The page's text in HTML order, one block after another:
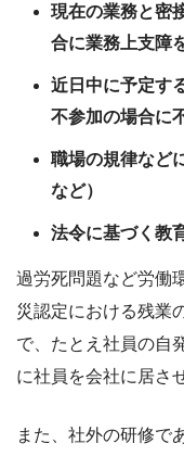
現在の業務と密
合に業務上支障
近日中に予定す
不参加の場合に
職場の規律など
など）
法令に基づく教
過労死問題など労働
災認定における残業
で、たとえ社員の自
に社員を会社に居さ
また、社外の研修で